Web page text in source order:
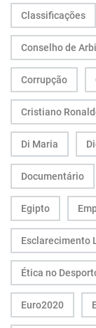
Classificações
Conselho de
Corrupção
Cristiano
Di Maria
Documentário
Egipto
Esclarecimento
Ética no
Euro2020